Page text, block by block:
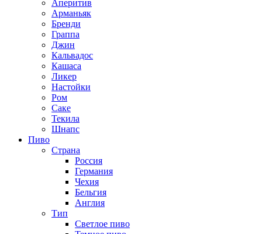
Аперитив
Арманьяк
Бренди
Граппа
Джин
Кальвадос
Кашаса
Ликер
Настойки
Ром
Саке
Текила
Шнапс
Пиво
Страна
Россия
Германия
Чехия
Бельгия
Англия
Тип
Светлое пиво